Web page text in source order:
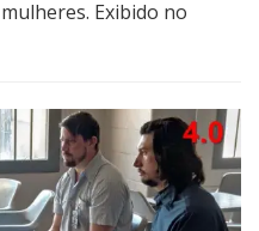
Exibido no